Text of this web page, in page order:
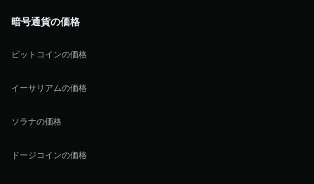
暗号通貨の価格
ビットコインの価格
イーサリアムの価格
ソラナの価格
ドージコインの価格